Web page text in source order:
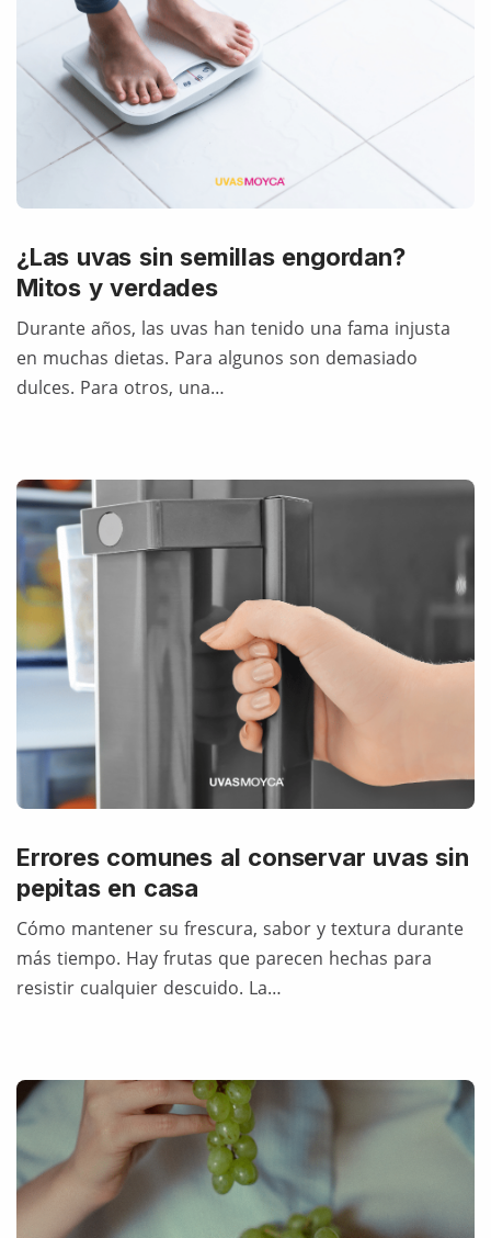
¿Las uvas sin semillas engordan?
Mitos y verdades
Durante años, las uvas han tenido una fama injusta
en muchas dietas. Para algunos son demasiado
dulces. Para otros, una…
Errores comunes al conservar uvas sin
pepitas en casa
Cómo mantener su frescura, sabor y textura durante
más tiempo. Hay frutas que parecen hechas para
resistir cualquier descuido. La…